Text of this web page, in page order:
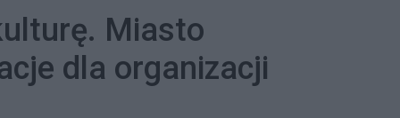
Miasto
dla organizacji